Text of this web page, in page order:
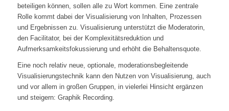
beteiligen können, sollen alle zu Wort kommen. Eine zentrale
Rolle kommt dabei der Visualisierung von Inhalten, Prozessen
und Ergebnissen zu. Visualisierung unterstützt die Moderatorin,
den Facilitator, bei der Komplexitätsreduktion und
Aufmerksamkeitsfokussierung und erhöht die Behaltensquote.
Eine noch relativ neue, optionale, moderationsbegleitende
Visualisierungstechnik kann den Nutzen von Visualisierung, auch
und vor allem in großen Gruppen, in vielerlei Hinsicht ergänzen
und steigern: Graphik Recording.